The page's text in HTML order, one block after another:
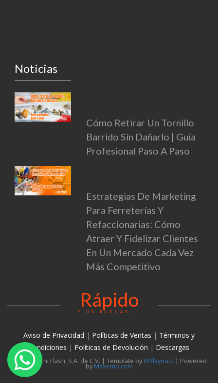
Noticias
Cómo Retirar Un Tornillo
Barrido Sin Dañarlo | Guía
Profesional Paso A Paso
Estrategias De Marketing
Para Ferreterías Y
Refaccionarias: Cómo
Atraer Y Fidelizar Clientes
En Un Mercado Cada Vez
Más Competitivo
Rápido
Y DE BUENAS...
Aviso de Privacidad | Políticas de Ventas | Términos y
condiciones | Políticas de Devolución | Descargas
© 2026 Torni Flash, S.A. de C.V. | Template byW3layouts | Powered
by Maxemp.com